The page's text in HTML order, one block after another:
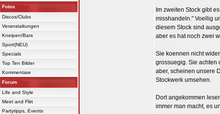
Fotos
Discos/Clubs
Veranstaltungen
Kneipen/Bars
Sport(NEU)
Specials
Top Ten Bilder
Kommentare
Forum
Life and Style
Meet and Flirt
Partytipps, Events
Im zweiten Stock gibt
misshandeln." Voellig
diesem Stock sind
aber es hat noch zwei
Sie koennen nicht
grossuegig. Sie achten
aber, scheinen unsere
Stockwerk umsehen.
Dort angekommen
immer man macht, es